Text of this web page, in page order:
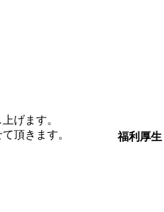
げます。
頂きます。
福利厚生